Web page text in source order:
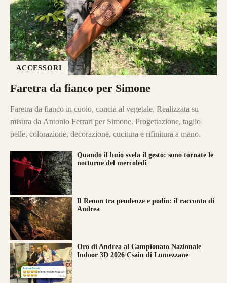
ACCESSORI
Faretra da fianco per Simone
Faretra da fianco in cuoio, concia al vegetale. Realizzata su
misura da Antonio Ferrari per Simone. Progettazione, taglio
pelle, colorazione, decorazione, cucitura e rifinitura a mano.
Quando il buio svela il gesto: sono tornate le
notturne del mercoledì
Il Renon tra pendenze e podio: il racconto di
Andrea
Oro di Andrea al Campionato Nazionale
Indoor 3D 2026 Csain di Lumezzane